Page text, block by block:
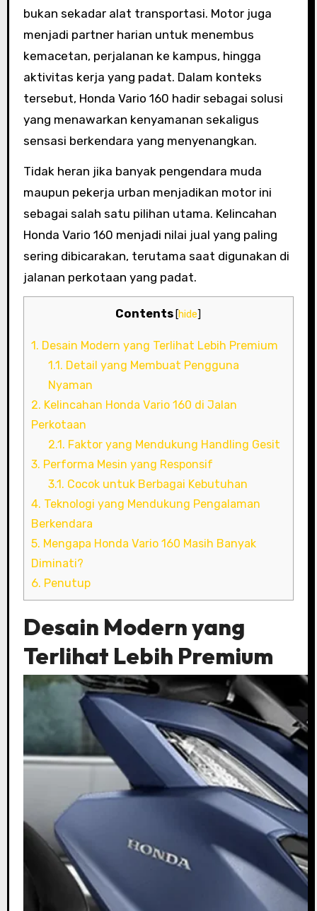
bukan sekadar alat transportasi. Motor juga
menjadi partner harian untuk menembus
kemacetan, perjalanan ke kampus, hingga
aktivitas kerja yang padat. Dalam konteks
tersebut, Honda Vario 160 hadir sebagai solusi
yang menawarkan kenyamanan sekaligus
sensasi berkendara yang menyenangkan.
Tidak heran jika banyak pengendara muda
maupun pekerja urban menjadikan motor ini
sebagai salah satu pilihan utama. Kelincahan
Honda Vario 160 menjadi nilai jual yang paling
sering dibicarakan, terutama saat digunakan di
jalanan perkotaan yang padat.
Contents [hide]
1. Desain Modern yang Terlihat Lebih Premium
1.1. Detail yang Membuat Pengguna
Nyaman
2. Kelincahan Honda Vario 160 di Jalan
Perkotaan
2.1. Faktor yang Mendukung Handling Gesit
3. Performa Mesin yang Responsif
3.1. Cocok untuk Berbagai Kebutuhan
4. Teknologi yang Mendukung Pengalaman
Berkendara
5. Mengapa Honda Vario 160 Masih Banyak
Diminati?
6. Penutup
Desain Modern yang
Terlihat Lebih Premium